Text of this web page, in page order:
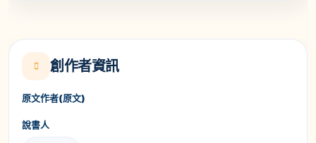
創作者資訊
原文作者(原文)
說書人